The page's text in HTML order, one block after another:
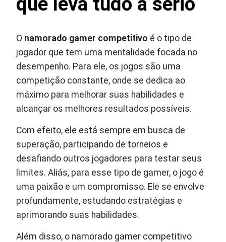
O namorado gamer competitivo é o tipo de
jogador que tem uma mentalidade focada no
desempenho. Para ele, os jogos são uma
competição constante, onde se dedica ao
máximo para melhorar suas habilidades e
alcançar os melhores resultados possíveis.
Com efeito, ele está sempre em busca de
superação, participando de torneios e
desafiando outros jogadores para testar seus
limites. Aliás, para esse tipo de gamer, o jogo é
uma paixão e um compromisso. Ele se envolve
profundamente, estudando estratégias e
aprimorando suas habilidades.
Além disso, o namorado gamer competitivo